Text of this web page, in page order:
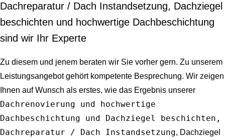
Dachreparatur / Dach Instandsetzung, Dachziegel
beschichten und hochwertige Dachbeschichtung
sind wir Ihr Experte
Zu diesem und jenem beraten wir Sie vorher gern. Zu unserem
Leistungsangebot gehört kompetente Besprechung. Wir zeigen
Ihnen auf Wunsch als erstes, wie das Ergebnis unserer
Dachrenovierung und hochwertige
Dachbeschichtung und Dachziegel beschichten,
Dachreparatur / Dach Instandsetzung, Dachziegel